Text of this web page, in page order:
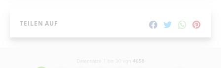
TEILEN AUF
Datensätze 1 bis 30 von 4658